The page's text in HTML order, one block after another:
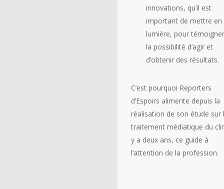
innovations, qu’il est
important de mettre en
lumière, pour
la possibilité d’agir et
d’obtenir des résultats.
C’est pourquoi Reporters
d’Espoirs alimente depuis la
réalisation de son étude sur
traitement médiatique du
y a deux ans, ce guide à
l’attention de la profession.